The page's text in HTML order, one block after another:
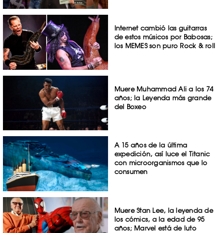
Internet cambió las guitarras
de estos músicos por Babosas;
los MEMES son puro Rock & roll
Muere Muhammad Ali a los 74
años; la Leyenda más grande
del Boxeo
A 15 años de la última
expedición, así luce el Titanic
con microorganismos que lo
consumen
Muere Stan Lee, la leyenda de
los cómics, a la edad de 95
años; Marvel está de luto